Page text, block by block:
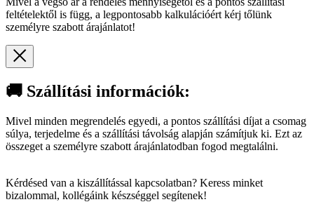
feltételektől is függ, a legpontosabb kalkulációért kérj tőlünk
személyre szabott árajánlatot!
🚚 Szállítási információk:
Mivel minden megrendelés egyedi, a pontos szállítási díjat a csomag
súlya, terjedelme és a szállítási távolság alapján számítjuk ki. Ezt az
összeget a személyre szabott árajánlatodban fogod megtalálni.
Kérdésed van a kiszállítással kapcsolatban? Keress minket
bizalommal, kollégáink készséggel segítenek!